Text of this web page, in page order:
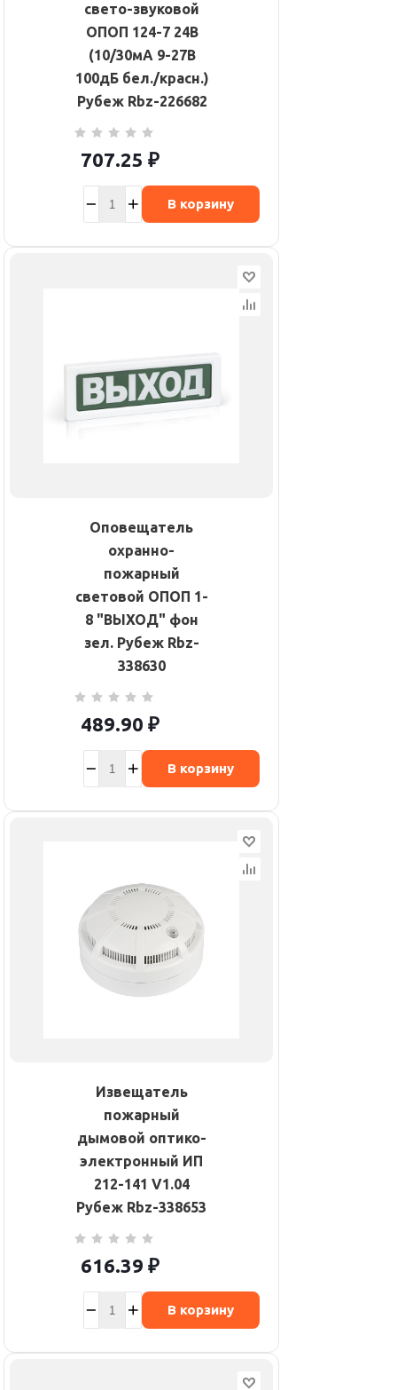
свето-звуковой
ОПОП 124-7 24В
(10/30мА 9-27В
100дБ бел./красн.)
Рубеж Rbz-226682
707.25 ₽
В корзину
Оповещатель
охранно-
пожарный
световой ОПОП 1-
8 "ВЫХОД" фон
зел. Рубеж Rbz-
338630
489.90 ₽
В корзину
Извещатель
пожарный
дымовой оптико-
электронный ИП
212-141 V1.04
Рубеж Rbz-338653
616.39 ₽
В корзину